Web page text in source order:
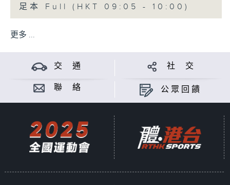
足本 Full (HKT 09:05 - 10:00)
更多 ...
交 通 社 交
聯 絡 公眾回饋